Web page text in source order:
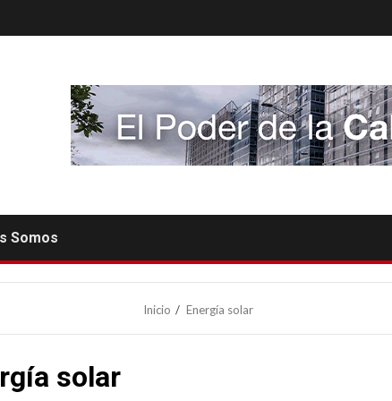
Somos
Inicio Energía solar
solar